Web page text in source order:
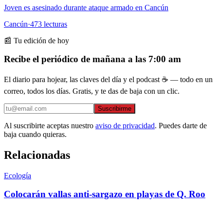
Joven es asesinado durante ataque armado en Cancún
Cancún·473 lecturas
📰 Tu edición de hoy
Recibe el periódico de mañana a las 7:00 am
El diario para hojear, las claves del día y el podcast ☕ — todo en un
correo, todos los días. Gratis, y te das de baja con un clic.
Suscribirme
Al suscribirte aceptas nuestro aviso de privacidad. Puedes darte de
baja cuando quieras.
Relacionadas
Ecología
Colocarán vallas anti-sargazo en playas de Q. Roo